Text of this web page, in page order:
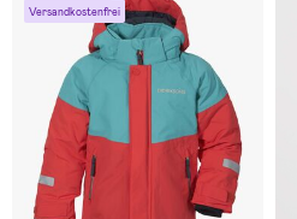
Versandkostenfrei